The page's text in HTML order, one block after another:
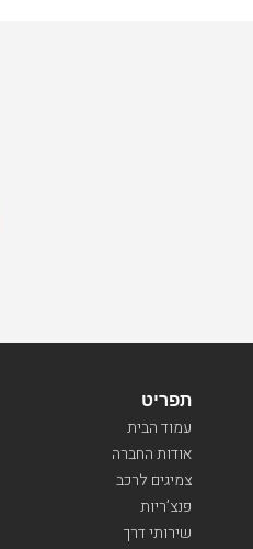
תפריט
עמוד הבית
אודות החברה
צמיגים לרכב
פנצ’ריות
שירותי דרך